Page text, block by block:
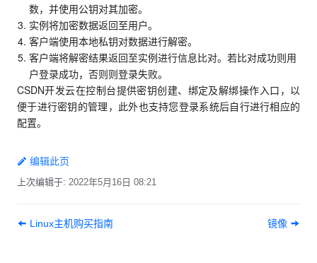
数，并使用公钥对其加密。
实例将加密数据返回至用户。
客户端使用本地私钥对数据进行解密。
客户端将解密结果返回至实例进行信息比对。若比对成功则用
户登录成功，否则则登录失败。
CSDN开发云在控制台提供密钥创建、绑定及解绑操作入口，以
便于进行密钥的管理，此外也支持您登录系统后自行进行相应的
配置。
编辑此页
上次编辑于: 2022年5月16日 08:21
Linux主机购买指南 镜像